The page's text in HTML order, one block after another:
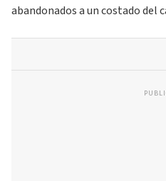
abandonados a un costado del